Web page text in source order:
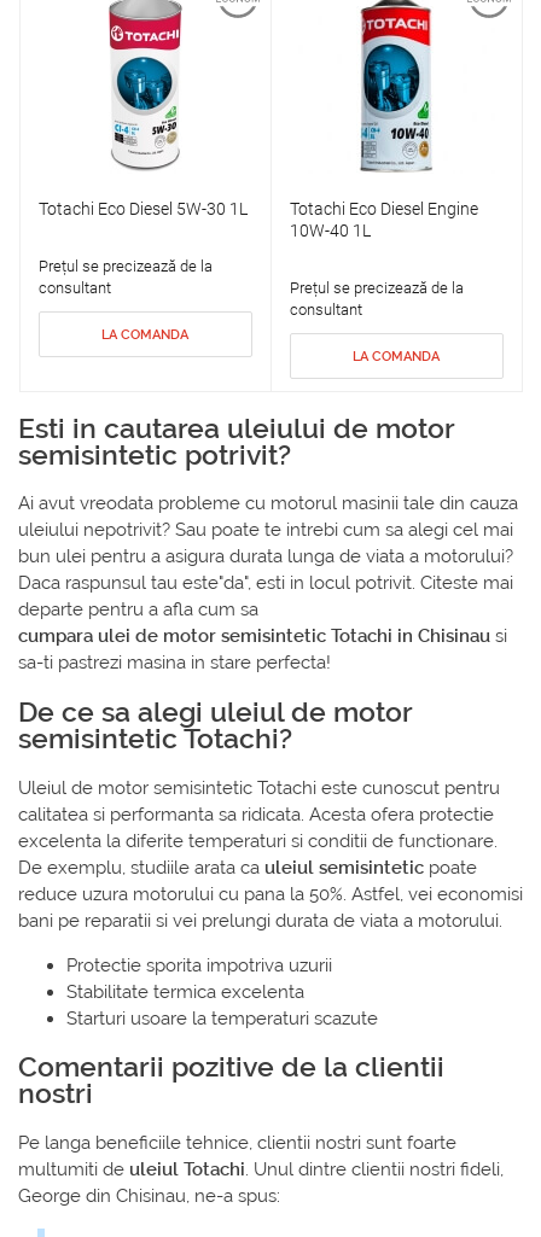
Totachi Eco Diesel 5W-30 1L
Prețul se precizează de la
consultant
LA COMANDA
Totachi Eco Diesel Engine
10W-40 1L
Prețul se precizează de la
consultant
LA COMANDA
Esti in cautarea uleiului de motor
semisintetic potrivit?
Ai avut vreodata probleme cu motorul masinii tale din cauza
uleiului nepotrivit? Sau poate te intrebi cum sa alegi cel mai
bun ulei pentru a asigura durata lunga de viata a motorului?
Daca raspunsul tau este"da", esti in locul potrivit. Citeste mai
departe pentru a afla cum sa
cumpara ulei de motor semisintetic Totachi in Chisinau si
sa-ti pastrezi masina in stare perfecta!
De ce sa alegi uleiul de motor
semisintetic Totachi?
Uleiul de motor semisintetic Totachi este cunoscut pentru
calitatea si performanta sa ridicata. Acesta ofera protectie
excelenta la diferite temperaturi si conditii de functionare.
De exemplu, studiile arata ca uleiul semisintetic poate
reduce uzura motorului cu pana la 50%. Astfel, vei economisi
bani pe reparatii si vei prelungi durata de viata a motorului.
Protectie sporita impotriva uzurii
Stabilitate termica excelenta
Starturi usoare la temperaturi scazute
Comentarii pozitive de la clientii
nostri
Pe langa beneficiile tehnice, clientii nostri sunt foarte
multumiti de uleiul Totachi. Unul dintre clientii nostri fideli,
George din Chisinau, ne-a spus: